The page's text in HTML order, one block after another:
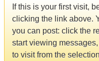
If this is your first visit,
clicking the link above.
you can post: click the
start viewing
to visit from the